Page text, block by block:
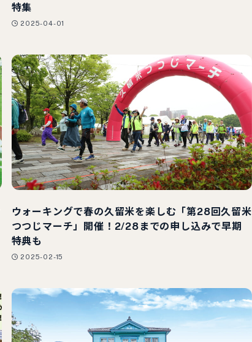
特集
2025-04-01
ウォーキングで春の久留米を楽しむ「第28回久留米
つつじマーチ」開催！2/28までの申し込みで早期
特典も
2025-02-15